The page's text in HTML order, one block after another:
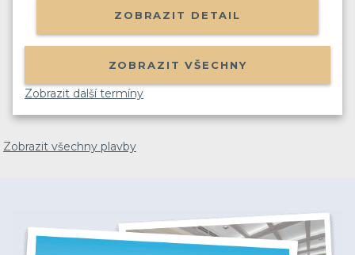
ZOBRAZIT DETAIL
ZOBRAZIT VŠECHNY
Zobrazit další termíny
Zobrazit všechny plavby